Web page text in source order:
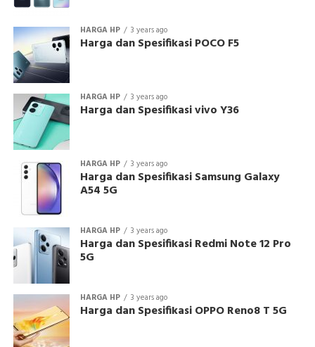
HARGA HP 3 years ago
Harga dan Spesifikasi POCO F5
HARGA HP 3 years ago
Harga dan Spesifikasi vivo Y36
HARGA HP 3 years ago
Harga dan Spesifikasi Samsung Galaxy
A54 5G
HARGA HP 3 years ago
Harga dan Spesifikasi Redmi Note 12 Pro
5G
HARGA HP 3 years ago
Harga dan Spesifikasi OPPO Reno8 T 5G